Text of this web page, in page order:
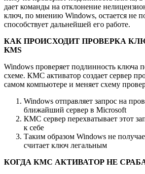
дает команды на отклонение
ключ, по мнению Windows, остается не
способствует дальнейшей его работе.
КАК ПРОИСХОДИТ ПРОВЕРКА
KMS
Windows проверяет подлинность ключа
схеме. КМС активатор создает сервер
самом компьютере и меняет схему
Windows отправляет запрос на
ближайший сервер в Microsoft
КМС сервер перехватывает этот
к себе
Таким образом Windows не
считает ключ легальным
КОГДА КМС АКТИВАТОР НЕ